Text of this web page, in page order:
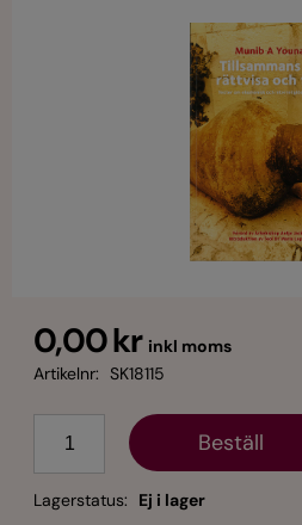
0,00 kr inkl moms
Artikelnr: SK18115
Antal
Lagerstatus: Ej i lager